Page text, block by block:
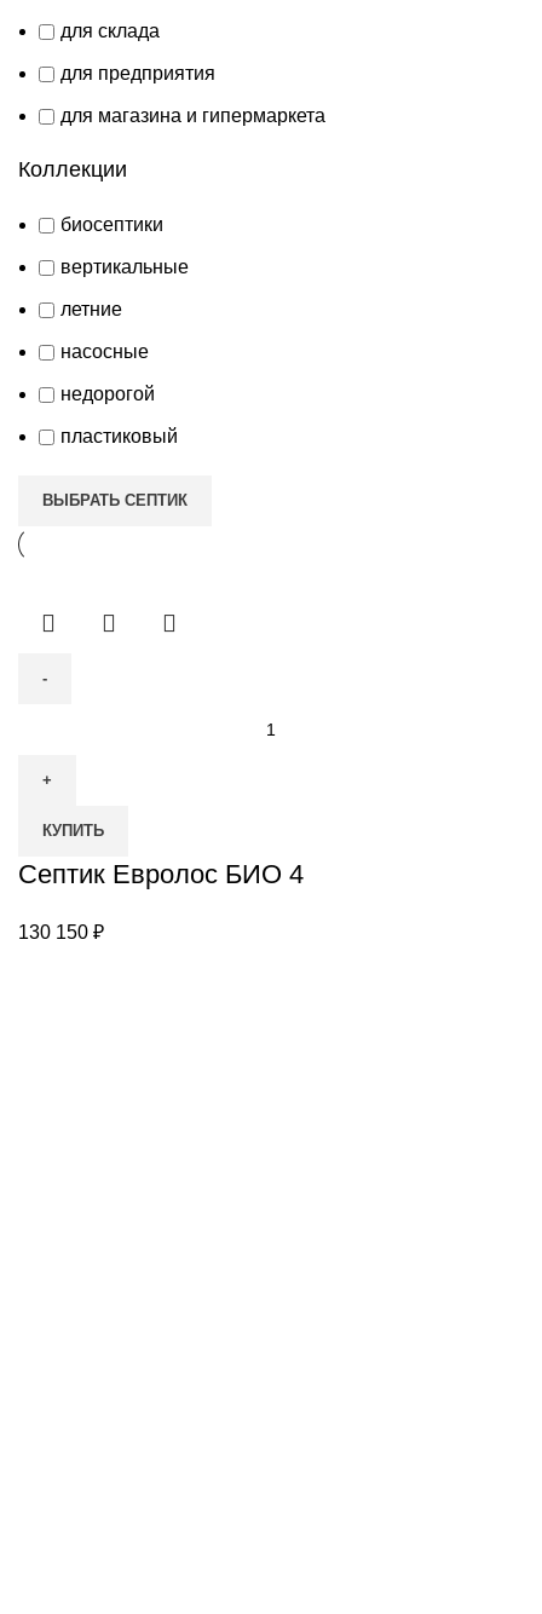
для склада
для предприятия
для магазина и гипермаркета
Коллекции
биосептики
вертикальные
летние
насосные
недорогой
пластиковый
ВЫБРАТЬ СЕПТИК
Септик
БИО
4
КУПИТЬ
Септик Евролос БИО 4
130 150 ₽